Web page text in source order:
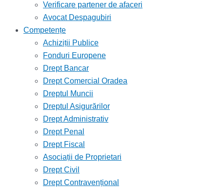
Verificare partener de afaceri
Avocat Despagubiri
Competențe
Achiziții Publice
Fonduri Europene
Drept Bancar
Drept Comercial Oradea
Dreptul Muncii
Dreptul Asigurărilor
Drept Administrativ
Drept Penal
Drept Fiscal
Asociații de Proprietari
Drept Civil
Drept Contravențional